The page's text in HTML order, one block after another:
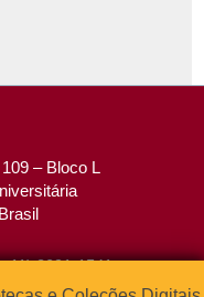
– Bloco L
3091-1541
1567